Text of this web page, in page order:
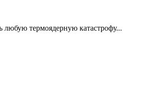
любую термоядерную катастрофу...